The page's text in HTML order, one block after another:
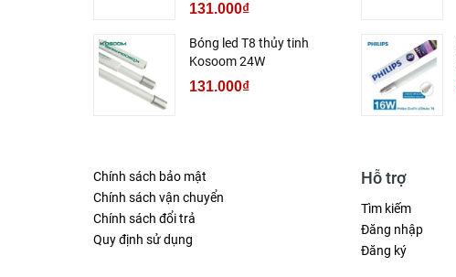
131.000₫
Bóng led T8 thủy tinh
Kosoom 24W
131.000₫
Chính sách bảo mật
Chính sách vận chuyển
Chính sách đổi trả
Quy định sử dụng
Hỗ trợ
Tìm kiếm
Đăng nhập
Đăng ký